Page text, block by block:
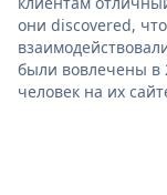
они discovered,
были вовлечены в
человек на их